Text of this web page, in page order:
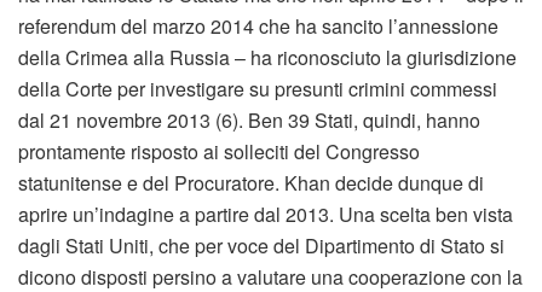
referendum del marzo 2014 che ha sancito l’annessione
della Crimea alla Russia – ha riconosciuto la giurisdizione
della Corte per investigare su presunti crimini commessi
dal 21 novembre 2013 (6). Ben 39 Stati, quindi, hanno
prontamente risposto ai solleciti del Congresso
statunitense e del Procuratore. Khan decide dunque di
aprire un’indagine a partire dal 2013. Una scelta ben vista
dagli Stati Uniti, che per voce del Dipartimento di Stato si
dicono disposti persino a valutare una cooperazione con la